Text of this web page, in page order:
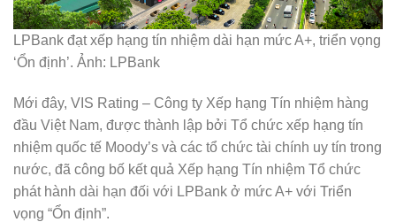
LPBank đạt xếp hạng tín nhiệm dài hạn mức A+, triển vọng
‘Ổn định’. Ảnh: LPBank
Mới đây, VIS Rating – Công ty Xếp hạng Tín nhiệm hàng
đầu Việt Nam, được thành lập bởi Tổ chức xếp hạng tín
nhiệm quốc tế Moody’s và các tổ chức tài chính uy tín trong
nước, đã công bố kết quả Xếp hạng Tín nhiệm Tổ chức
phát hành dài hạn đối với LPBank ở mức A+ với Triển
vọng “Ổn định”.